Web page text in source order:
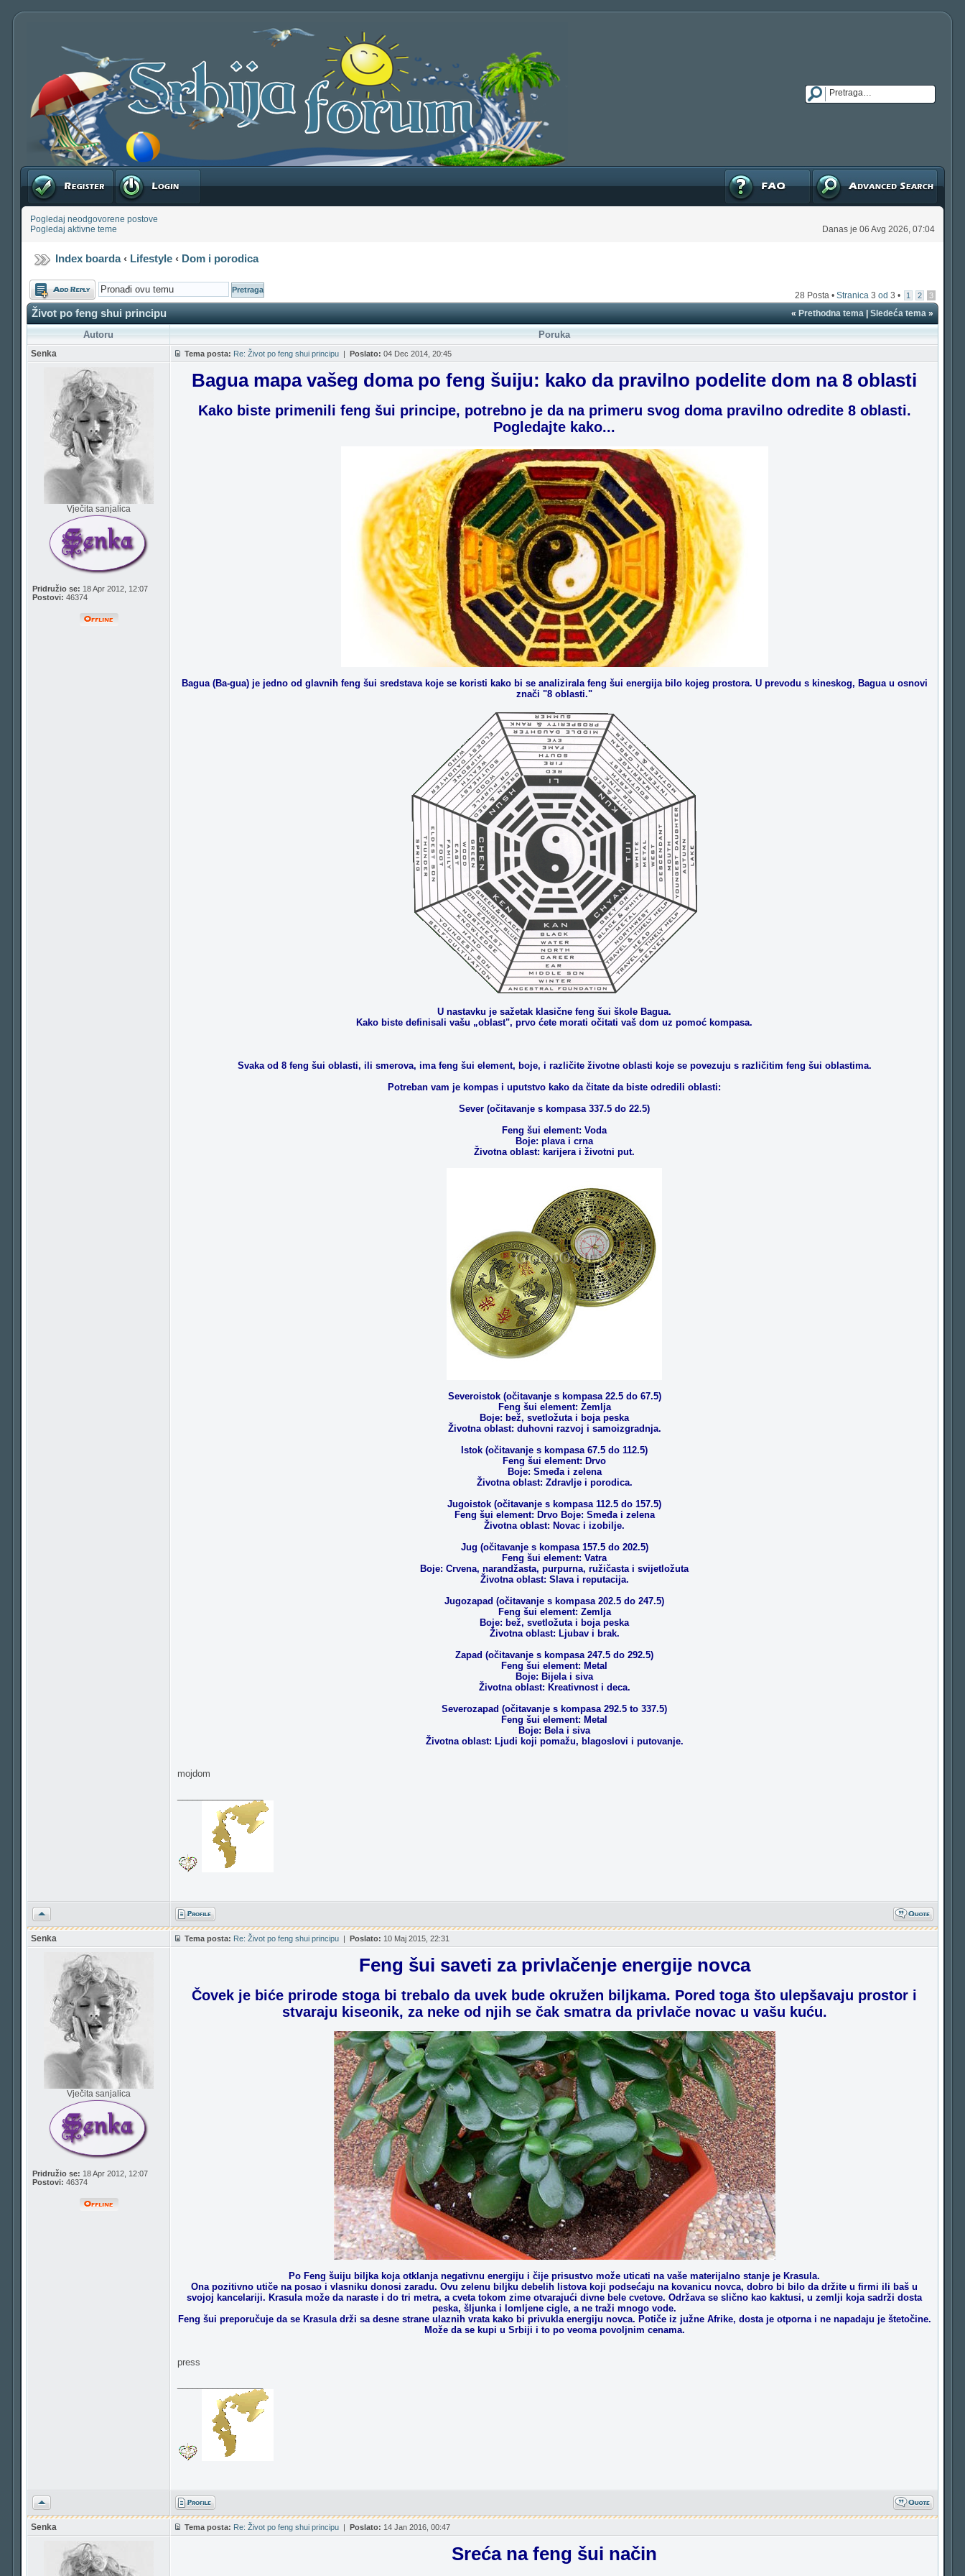
Registruj se Prijavite se Napredna pretraga
FAQ
Pogledaj neodgovorene postove
Pogledaj aktivne teme
Danas je 06 Avg 2026, 07:04
Index boarda‹ Lifestyle ‹ Dom i porodica
Odgovori
28 Posta • Stranica 3 od 3 • 1 2 3
Život po feng shui principu «Prethodna tema|Sledeća tema»
Autoru Poruka
Senka Tema posta: Re: Život po feng shui principu | Poslato: 04 Dec 2014, 20:45
Vječita sanjalica
Pridružio se: 18 Apr 2012, 12:07
Postovi: 46374
Bagua mapa vašeg doma po feng šuiju: kako da pravilno podelite dom na 8 oblasti
Kako biste primenili feng šui principe, potrebno je da na primeru svog doma pravilno odredite 8 oblasti.
Pogledajte kako...
Bagua (Ba-gua) je jedno od glavnih feng šui sredstava koje se koristi kako bi se analizirala feng šui energija bilo kojeg prostora. U prevodu s kineskog, Bagua u osnovi
znači "8 oblasti."
U nastavku je sažetak klasične feng šui škole Bagua.
Kako biste definisali vašu „oblast", prvo ćete morati očitati vaš dom uz pomoć kompasa.
Svaka od 8 feng šui oblasti, ili smerova, ima feng šui element, boje, i različite životne oblasti koje se povezuju s različitim feng šui oblastima.
Potreban vam je kompas i uputstvo kako da čitate da biste odredili oblasti:
Sever (očitavanje s kompasa 337.5 do 22.5)
Feng šui element: Voda
Boje: plava i crna
Životna oblast: karijera i životni put.
Severoistok (očitavanje s kompasa 22.5 do 67.5)
Feng šui element: Zemlja
Boje: bež, svetložuta i boja peska
Životna oblast: duhovni razvoj i samoizgradnja.
Istok (očitavanje s kompasa 67.5 do 112.5)
Feng šui element: Drvo
Boje: Smeđa i zelena
Životna oblast: Zdravlje i porodica.
Jugoistok (očitavanje s kompasa 112.5 do 157.5)
Feng šui element: Drvo Boje: Smeđa i zelena
Životna oblast: Novac i izobilje.
Jug (očitavanje s kompasa 157.5 do 202.5)
Feng šui element: Vatra
Boje: Crvena, narandžasta, purpurna, ružičasta i svijetložuta
Životna oblast: Slava i reputacija.
Jugozapad (očitavanje s kompasa 202.5 do 247.5)
Feng šui element: Zemlja
Boje: bež, svetložuta i boja peska
Životna oblast: Ljubav i brak.
Zapad (očitavanje s kompasa 247.5 do 292.5)
Feng šui element: Metal
Boje: Bijela i siva
Životna oblast: Kreativnost i deca.
Severozapad (očitavanje s kompasa 292.5 to 337.5)
Feng šui element: Metal
Boje: Bela i siva
Životna oblast: Ljudi koji pomažu, blagoslovi i putovanje.
mojdom
Vrh
Senka Tema posta: Re: Život po feng shui principu | Poslato: 10 Maj 2015, 22:31
Vječita sanjalica
Pridružio se: 18 Apr 2012, 12:07
Postovi: 46374
Feng šui saveti za privlačenje energije novca
Čovek je biće prirode stoga bi trebalo da uvek bude okružen biljkama. Pored toga što ulepšavaju prostor i
stvaraju kiseonik, za neke od njih se čak smatra da privlače novac u vašu kuću.
Po Feng šuiju biljka koja otklanja negativnu energiju i čije prisustvo može uticati na vaše materijalno stanje je Krasula.
Ona pozitivno utiče na posao i vlasniku donosi zaradu. Ovu zelenu biljku debelih listova koji podsećaju na kovanicu novca, dobro bi bilo da držite u firmi ili baš u
svojoj kancelariji. Krasula može da naraste i do tri metra, a cveta tokom zime otvarajući divne bele cvetove. Održava se slično kao kaktusi, u zemlji koja sadrži dosta
peska, šljunka i lomljene cigle, a ne traži mnogo vode.
Feng šui preporučuje da se Krasula drži sa desne strane ulaznih vrata kako bi privukla energiju novca. Potiče iz južne Afrike, dosta je otporna i ne napadaju je štetočine.
Može da se kupi u Srbiji i to po veoma povoljnim cenama.
press
Vrh
Senka Tema posta: Re: Život po feng shui principu | Poslato: 14 Jan 2016, 00:47
Sreća na feng šui način